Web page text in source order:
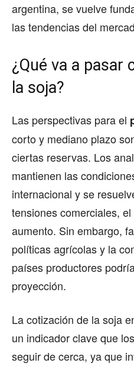
argentina, se vuelve
las tendencias del
¿Qué va a pasar
la soja?
Las perspectivas para el
corto y mediano plazo
ciertas reservas. Los
mantienen las
internacional y se
tensiones comerciales,
aumento. Sin embargo,
políticas agrícolas y la
países productores
proyección.
La cotización de la soja
un indicador clave que
seguir de cerca, ya que